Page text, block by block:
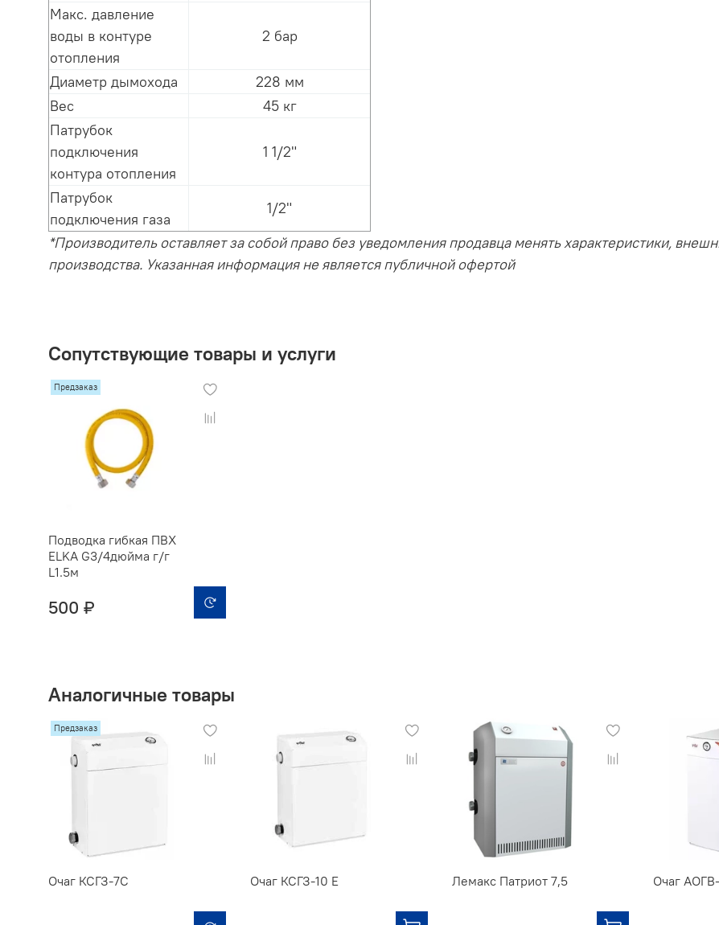
Макс. давление
воды в контуре
отопления
2 бар
Диаметр дымохода
228 мм
Вес
45 кг
Патрубок
подключения
контура отопления
1 1/2"
Патрубок
подключения газа
1/2"
*Производитель оставляет за собой право без уведомления продавца менять характеристики,
производства. Указанная информация не является публичной офертой
Сопутствующие товары и услуги
Предзаказ
Подводка гибкая ПВХ
ELKA G3/4дюйма г/г
L1.5м
500 ₽
Аналогичные товары
Предзаказ
Очаг КСГЗ-7С Очаг КСГЗ-10 Е Лемакс Патриот 7,5 Очаг